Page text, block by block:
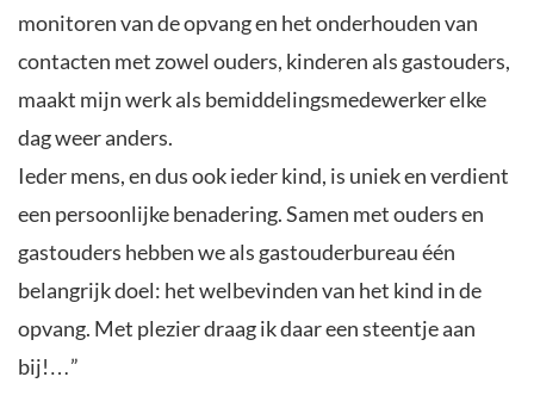
monitoren van de opvang en het onderhouden van
contacten met zowel ouders, kinderen als gastouders,
maakt mijn werk als bemiddelingsmedewerker elke
dag weer anders.
Ieder mens, en dus ook ieder kind, is uniek en verdient
een persoonlijke benadering. Samen met ouders en
gastouders hebben we als gastouderbureau één
belangrijk doel: het welbevinden van het kind in de
opvang. Met plezier draag ik daar een steentje aan
bij!…”